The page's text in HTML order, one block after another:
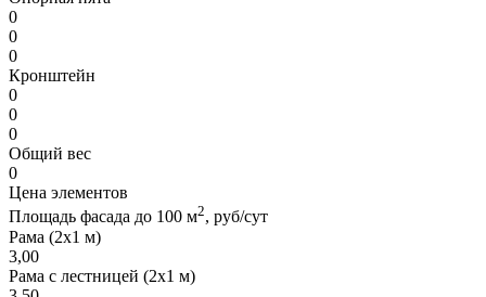
0
0
0
Кронштейн
0
0
0
Общий вес
0
Цена элементов
Площадь фасада до 100 м2, руб/сут
Рама (2х1 м)
3,00
Рама с лестницей (2х1 м)